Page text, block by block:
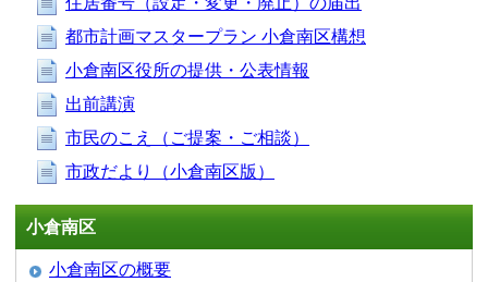
都市計画マスタープラン 小倉南区構想
小倉南区役所の提供・公表情報
出前講演
市民のこえ（ご提案・ご相談）
市政だより（小倉南区版）
小倉南区
小倉南区の概要